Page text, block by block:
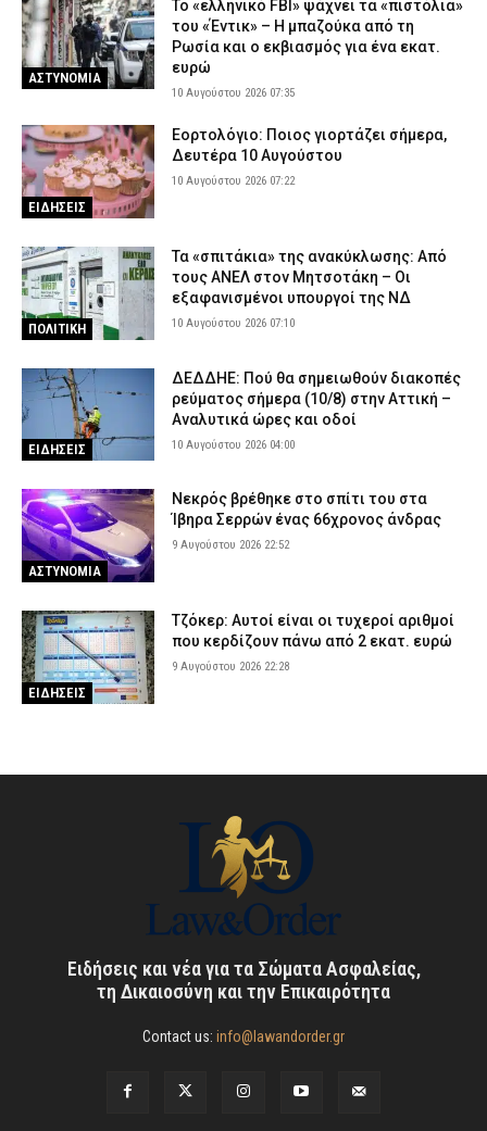
ΑΣΤΥΝΟΜΙΑ
Το «ελληνικό FBI» ψάχνει τα «πιστόλια»
του «Έντικ» – Η μπαζούκα από τη
Ρωσία και ο εκβιασμός για ένα εκατ.
ευρώ
10 Αυγούστου 2026 07:35
ΕΙΔΗΣΕΙΣ
Εορτολόγιο: Ποιος γιορτάζει σήμερα,
Δευτέρα 10 Αυγούστου
10 Αυγούστου 2026 07:22
ΠΟΛΙΤΙΚΗ
Τα «σπιτάκια» της ανακύκλωσης: Από
τους ΑΝΕΛ στον Μητσοτάκη – Οι
εξαφανισμένοι υπουργοί της ΝΔ
10 Αυγούστου 2026 07:10
ΕΙΔΗΣΕΙΣ
ΔΕΔΔΗΕ: Πού θα σημειωθούν διακοπές
ρεύματος σήμερα (10/8) στην Αττική –
Αναλυτικά ώρες και οδοί
10 Αυγούστου 2026 04:00
ΑΣΤΥΝΟΜΙΑ
Νεκρός βρέθηκε στο σπίτι του στα
Ίβηρα Σερρών ένας 66χρονος άνδρας
9 Αυγούστου 2026 22:52
ΕΙΔΗΣΕΙΣ
Τζόκερ: Αυτοί είναι οι τυχεροί αριθμοί
που κερδίζουν πάνω από 2 εκατ. ευρώ
9 Αυγούστου 2026 22:28
Ειδήσεις και νέα για τα Σώματα Ασφαλείας,
τη Δικαιοσύνη και την Επικαιρότητα
Contact us: info@lawandorder.gr